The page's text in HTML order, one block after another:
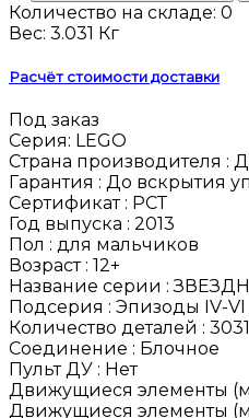
Количество на складе: 0
Вес: 3.031 Кг
Расчёт стоимости доставки
Под заказ
Серия: LEGO
Страна производителя :
Гарантия : До вскрытия
Сертификат : РСТ
Год выпуска : 2013
Пол : для мальчиков
Возраст : 12+
Название серии :
Подсерия : Эпизоды IV-VI
Количество деталей : 3031
Соединение : Блочное
Пульт ДУ : Нет
Движущиеся элементы
Движущиеся элементы